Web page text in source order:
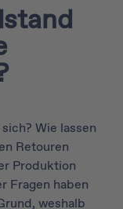
Wie lassen
Retouren
Produktion
Fragen haben
weshalb